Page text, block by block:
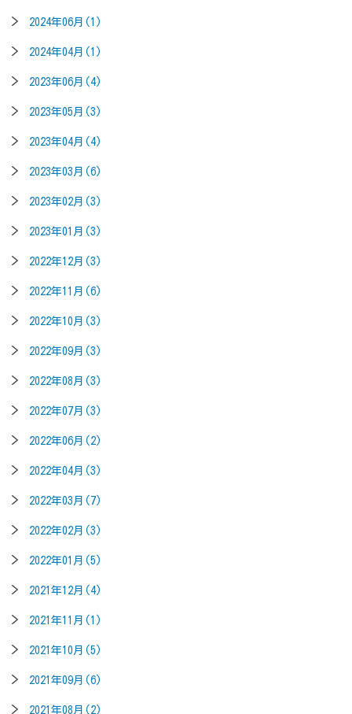
2024年06月(1)
2024年04月(1)
2023年06月(4)
2023年05月(3)
2023年04月(4)
2023年03月(6)
2023年02月(3)
2023年01月(3)
2022年12月(3)
2022年11月(6)
2022年10月(3)
2022年09月(3)
2022年08月(3)
2022年07月(3)
2022年06月(2)
2022年04月(3)
2022年03月(7)
2022年02月(3)
2022年01月(5)
2021年12月(4)
2021年11月(1)
2021年10月(5)
2021年09月(6)
2021年08月(2)